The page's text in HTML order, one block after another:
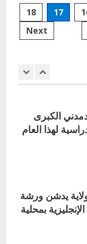
17
18
Next تكريم
الكبرى
لهذا العام
يدشن ورشة
بمحلية